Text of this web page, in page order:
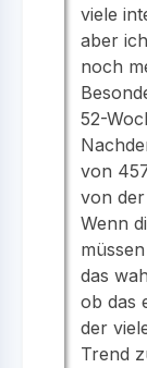
viele
aber
noch
52-
von
von
Wenn
das
ob das
der
Trend